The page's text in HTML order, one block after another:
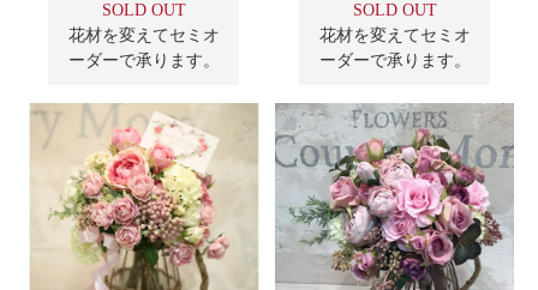
SOLD OUT
花材を変えてセミオ
ーダーで承ります。
SOLD OUT
花材を変えてセミオ
ーダーで承ります。